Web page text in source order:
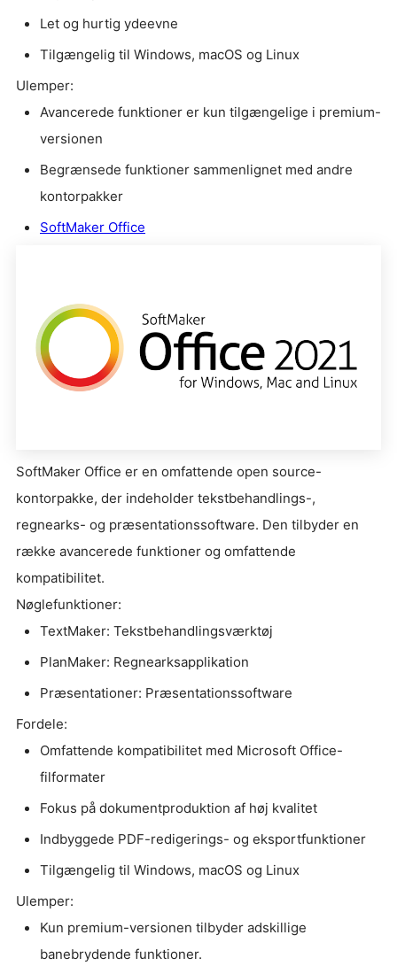
Let og hurtig ydeevne
Tilgængelig til Windows, macOS og Linux
Ulemper:
Avancerede funktioner er kun tilgængelige i premium-
versionen
Begrænsede funktioner sammenlignet med andre
kontorpakker
SoftMaker Office
SoftMaker Office er en omfattende open source-
kontorpakke, der indeholder tekstbehandlings-,
regnearks- og præsentationssoftware. Den tilbyder en
række avancerede funktioner og omfattende
kompatibilitet.
Nøglefunktioner:
TextMaker: Tekstbehandlingsværktøj
PlanMaker: Regnearksapplikation
Præsentationer: Præsentationssoftware
Fordele:
Omfattende kompatibilitet med Microsoft Office-
filformater
Fokus på dokumentproduktion af høj kvalitet
Indbyggede PDF-redigerings- og eksportfunktioner
Tilgængelig til Windows, macOS og Linux
Ulemper:
Kun premium-versionen tilbyder adskillige
banebrydende funktioner.